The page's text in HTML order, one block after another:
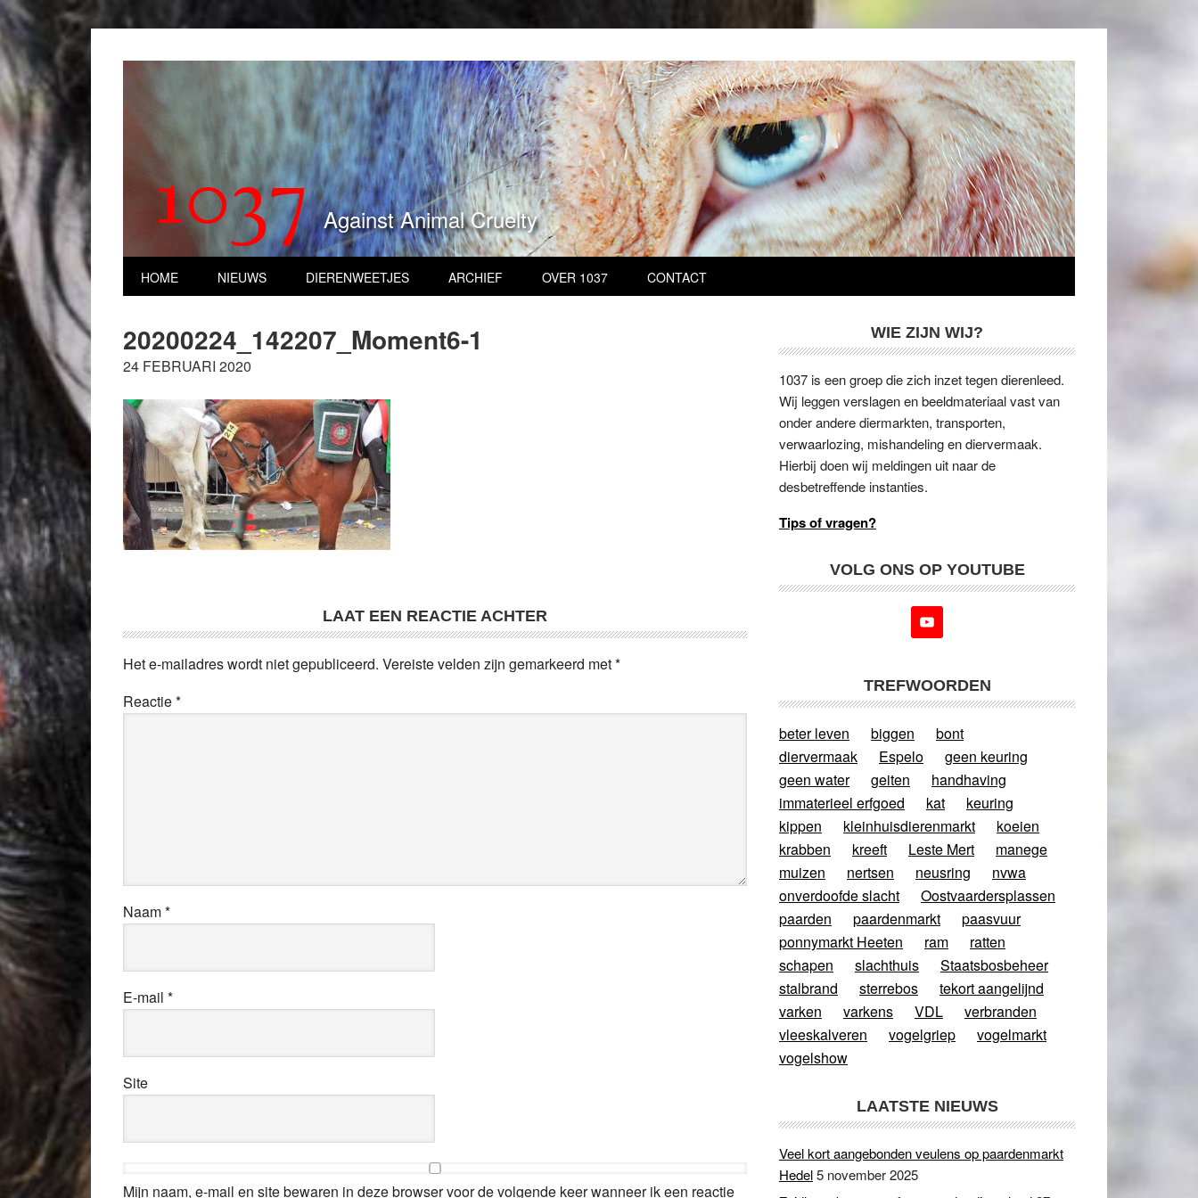
1037 Against Animal Cruelty
HOME NIEUWS DIERENWEETJES ARCHIEF OVER 1037 CONTACT
20200224_142207_Moment6-1
24 FEBRUARI 2020
LAAT EEN REACTIE ACHTER
Het e-mailadres wordt niet gepubliceerd. Vereiste velden zijn gemarkeerd met*
Reactie*
Naam*
E-mail *
Site
Mijn naam, e-mail en site bewaren in deze browser voor de volgende keer wanneer ik een reactie
WIE ZIJN WIJ?
1037 is een groep die zich inzet tegen dierenleed.
Wij leggen verslagen en beeldmateriaal vast van
onder andere diermarkten, transporten,
verwaarlozing, mishandeling en diervermaak.
Hierbij doen wij meldingen uit naar de
desbetreffende instanties.
Tips of vragen?
VOLG ONS OP YOUTUBE
TREFWOORDEN
beter leven biggen
bont
diervermaak
Espelo
geen keuring
geen water
geiten
handhaving
immaterieel erfgoed
kat
keuring
kippen
kleinhuisdierenmarkt
koeien
krabben
kreeft Leste Mert
manege
muizen
nertsen neusring
nvwa
onverdoofde slacht
Oostvaardersplassen
paarden
paardenmarkt
paasvuur
ponnymarkt Heeten
ram
ratten
schapen
slachthuis
Staatsbosbeheer
stalbrand
sterrebos
tekort aangelijnd
varken
varkens VDL
verbranden
vleeskalveren
vogelgriep
vogelmarkt
vogelshow
LAATSTE NIEUWS
Veel kort aangebonden veulens op paardenmarkt
Hedel5 november 2025